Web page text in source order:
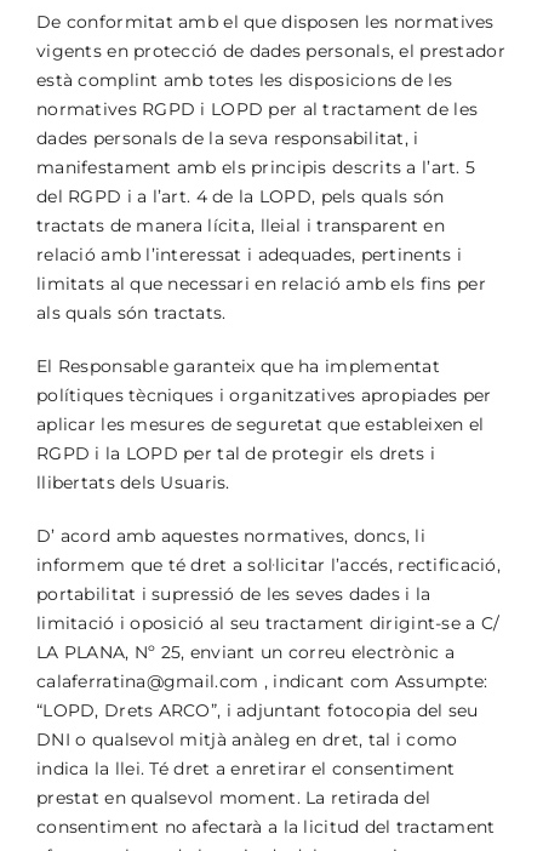
De conformitat amb el que disposen les normatives
vigents en protecció de dades personals, el prestador
està complint amb totes les disposicions de les
normatives RGPD i LOPD per al tractament de les
dades personals de la seva responsabilitat, i
manifestament amb els principis descrits a l’art. 5
del RGPD i a l’art. 4 de la LOPD, pels quals són
tractats de manera lícita, lleial i transparent en
relació amb l’interessat i adequades, pertinents i
limitats al que necessari en relació amb els fins per
als quals són tractats.
El Responsable garanteix que ha implementat
polítiques tècniques i organitzatives apropiades per
aplicar les mesures de seguretat que estableixen el
RGPD i la LOPD per tal de protegir els drets i
llibertats dels Usuaris.
D’ acord amb aquestes normatives, doncs, li
informem que té dret a sol·licitar l’accés, rectificació,
portabilitat i supressió de les seves dades i la
limitació i oposició al seu tractament dirigint-se a C/
LA PLANA, Nº 25, enviant un correu electrònic a
calaferratina@gmail.com , indicant com Assumpte:
“LOPD, Drets ARCO”, i adjuntant fotocopia del seu
DNI o qualsevol mitjà anàleg en dret, tal i como
indica la llei. Té dret a enretirar el consentiment
prestat en qualsevol moment. La retirada del
consentiment no afectarà a la licitud del tractament